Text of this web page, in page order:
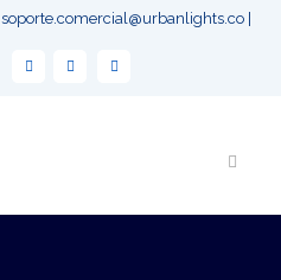
soporte.comercial@urbanlights.co|